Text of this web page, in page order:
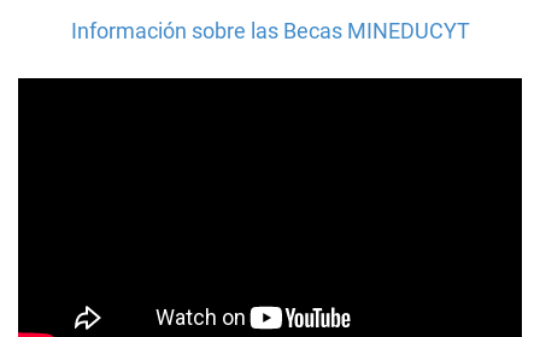
Información sobre las Becas MINEDUCYT